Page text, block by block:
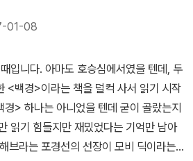
물마루에 도달한 파도 같은 기분일세. 스
우리 악수하세.”“오오, 선장님, 나의 선장
세요. 제발 가지 마세요! 보세요. 용감한
신을 설득하는 고통이 얼마나 큰지 모릅
심과 증오와 분노가 모멘텀을 서서히 가
아간다. 그 감정들은 감정일 뿐. 시간이
해를 보고, 자신과 무관한 자연의 바다와
면 그 감정들은 결국 시간 앞에서 그 허무
들의 모습이 장렬히 묘사된다전에 모비딕
완벽하게 나온 책은 처음인데 내용도
한 페이지에 끝까지 모비딕에 대한 증오
고 선원들을 모습은 마치 신에게 도전하
하는 결국 자신의 욕망을 이기지 못해 파
는데고전이지만 지금 읽어도 충분한 재미
무 방대한 페이지의 량을 버틸 인내심이
읽다 포기 하고 싶을 정도의 량 하지만
01-08
입니다. 아마도 호승심에서였을 텐데, 두
<백경>이라는 책을 덜컥 사서 읽기 시작
> 하나는 아니었을 텐데 굳이 골랐는지
읽기 힘들지만 재밌었다는 기억만 남아
브라는 포경선의 선장이 모비 딕이라는